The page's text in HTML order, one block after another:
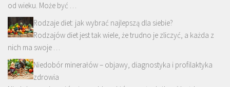
od wieku. Może być …
Rodzaje diet: jak wybrać najlepszą dla siebie?
Rodzajów diet jest tak wiele, że trudno je zliczyć, a każda z
nich ma swoje …
Niedobór minerałów – objawy, diagnostyka i profilaktyka
zdrowia